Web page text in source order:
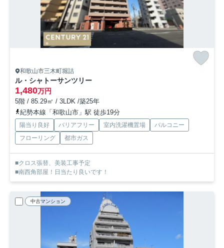
和歌山市三木町堀詰
ル・シャトーサンツリー
1,480万円
5階 / 85.29㎡ / 3LDK /築25年
紀勢本線「和歌山市」駅 徒歩19分
陽当り良好 バリアフリー 室内洗濯機置場
バルコニー
フローリング
都市ガス
■クロス張替、美装工事予定
■南西角部屋！日当たり良いです！
中古マンション